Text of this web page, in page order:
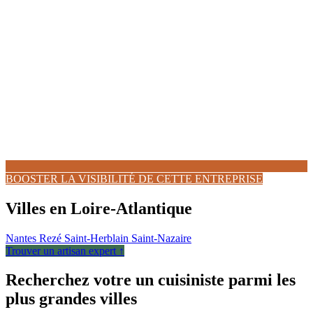
BOOSTER LA VISIBILITÉ DE CETTE ENTREPRISE
Villes en Loire-Atlantique
Nantes Rezé Saint-Herblain Saint-Nazaire
Trouver un artisan expert ↑
Recherchez votre un cuisiniste parmi les
plus grandes villes